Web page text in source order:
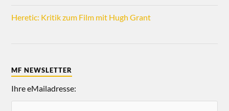
Heretic: Kritik zum Film mit Hugh Grant
MF NEWSLETTER
Ihre eMailadresse: